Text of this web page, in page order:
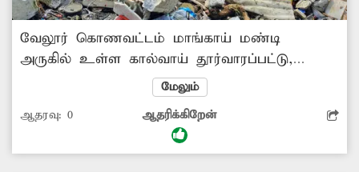
வேலூர் கொணவட்டம் மாங்காய் மண்டி
அருகில் உள்ள கால்வாய் தூர்வாரப்பட்டு,
அவற்றின் குப்பைகள் சாலையோரம் குவித்து
வைக்கப்பட்டது. வெகு நாட்கள் ஆகியும் அந்தக்
கால்வாய் கழிவுகளை அகற்றப்படாமல்
அப்படியே விட்டு விட்டனர். இதனால்
மேலும்
ஆதரவு: 0 ஆதரிக்கிறேன்